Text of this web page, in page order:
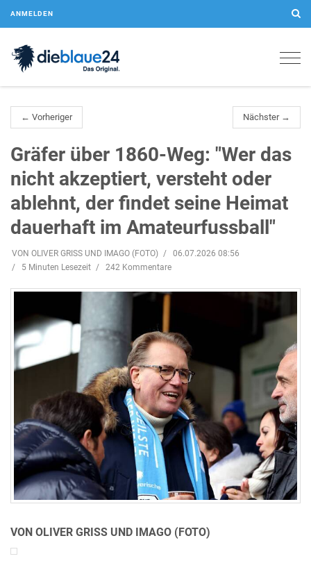
ANMELDEN
← Vorheriger Nächster →
Gräfer über 1860-Weg: "Wer das
nicht akzeptiert, versteht oder
ablehnt, der findet seine Heimat
dauerhaft im Amateurfussball"
VON OLIVER GRISS UND IMAGO (FOTO)
06.07.2026 08:56
5 Minuten Lesezeit
242 Kommentare
VON OLIVER GRISS UND IMAGO (FOTO)